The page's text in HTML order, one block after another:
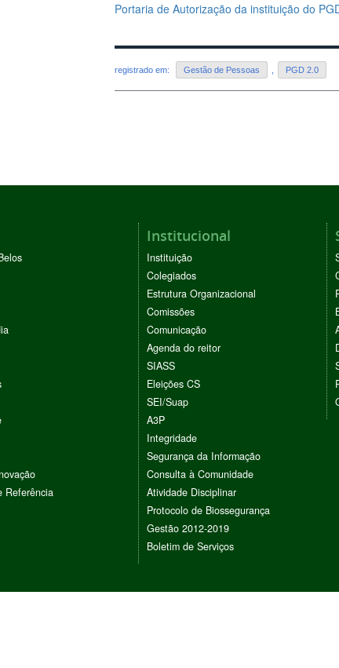
Portaria de Autorização da instituição do
registrado em: Gestão de Pessoas PGD 2.0
Referência
Institucional
Instituição
Colegiados
Estrutura Organizacional
Comissões
Comunicação
Agenda do reitor
SIASS
Eleições CS
SEI/Suap
A3P
Integridade
Segurança da Informação
Consulta à Comunidade
Atividade Disciplinar
Protocolo de Biossegurança
Gestão 2012-2019
Boletim de Serviços